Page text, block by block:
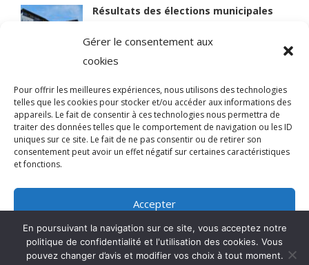
Gérer le consentement aux
cookies
Pour offrir les meilleures expériences, nous utilisons des technologies
telles que les cookies pour stocker et/ou accéder aux informations des
appareils. Le fait de consentir à ces technologies nous permettra de
traiter des données telles que le comportement de navigation ou les ID
uniques sur ce site. Le fait de ne pas consentir ou de retirer son
consentement peut avoir un effet négatif sur certaines caractéristiques
et fonctions.
Accepter
Refuser
Résultats des élections municipales
© 2021 BIEN VIVRE A MAGNY
En poursuivant la navigation sur ce site, vous acceptez notre
politique de confidentialité et l'utilisation des cookies. Vous
pouvez changer d’avis et modifier vos choix à tout moment.